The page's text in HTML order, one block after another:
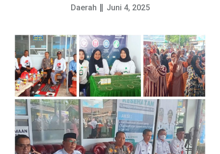
Daerah Juni 4, 2025